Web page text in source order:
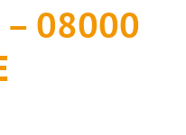
– 08000